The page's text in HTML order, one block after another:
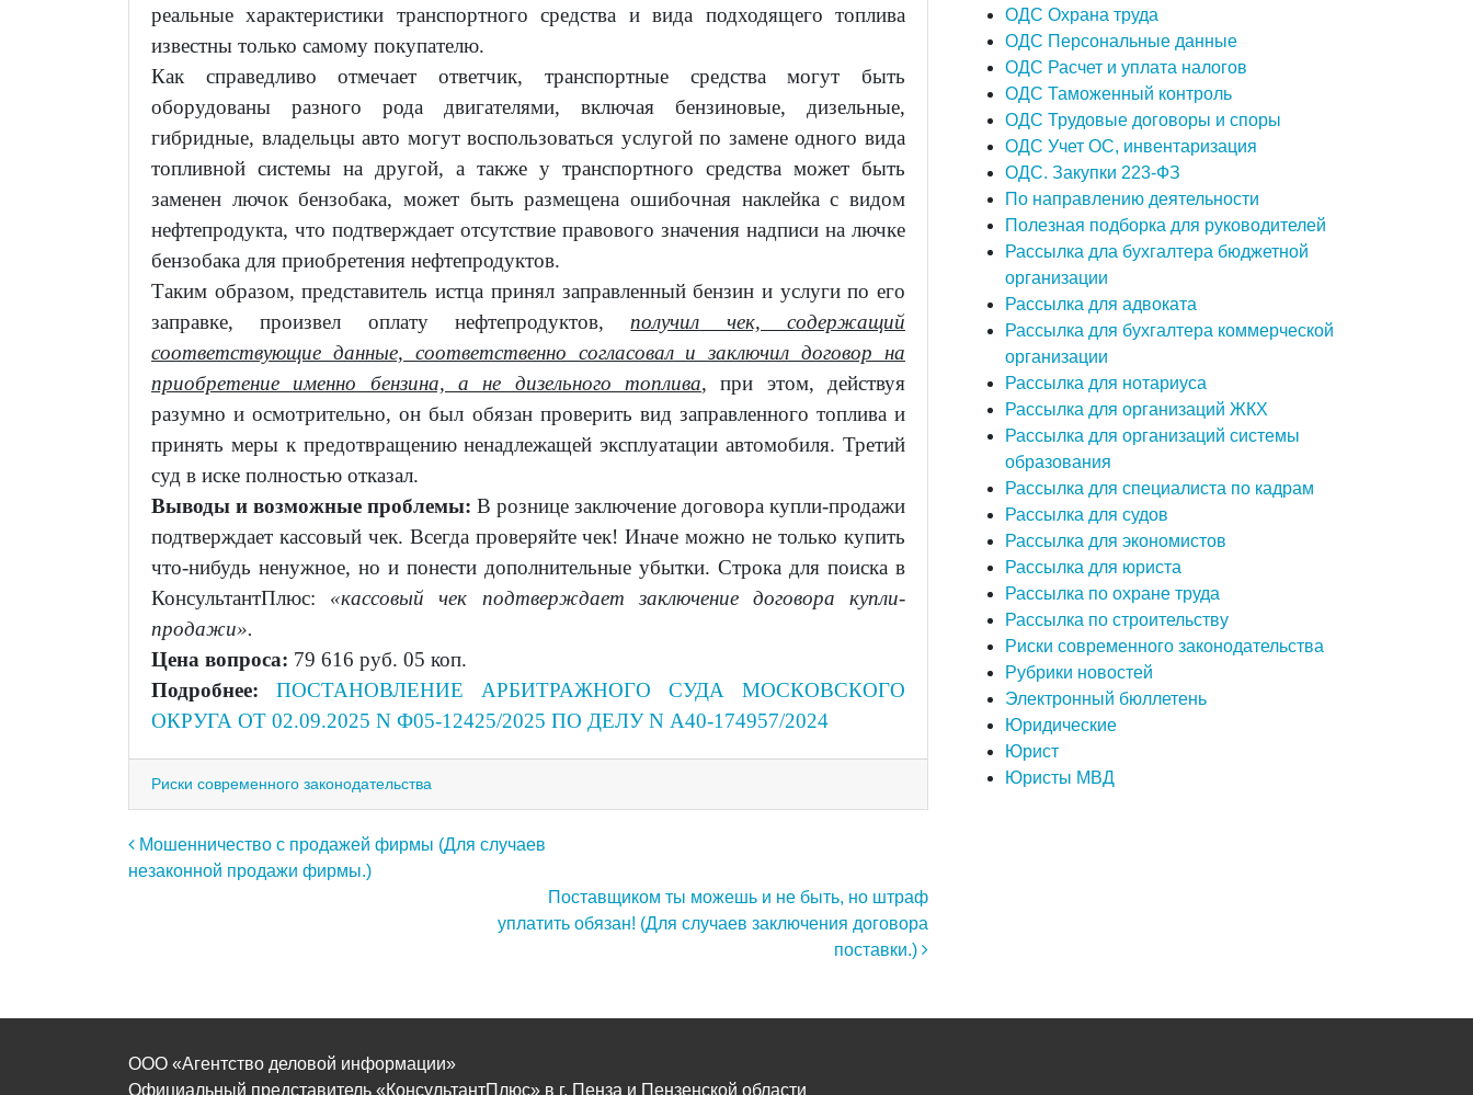
реальные характеристики транспортного средства и вида подходящего топлива
известны только самому покупателю.
Как справедливо отмечает ответчик, транспортные средства могут быть
оборудованы разного рода двигателями, включая бензиновые, дизельные,
гибридные, владельцы авто могут воспользоваться услугой по замене одного вида
топливной системы на другой, а также у транспортного средства может быть
заменен лючок бензобака, может быть размещена ошибочная наклейка с видом
нефтепродукта, что подтверждает отсутствие правового значения надписи на лючке
бензобака для приобретения нефтепродуктов.
Таким образом, представитель истца принял заправленный бензин и услуги по его
заправке, произвел оплату нефтепродуктов,получил чек, содержащий
соответствующие данные, соответственно согласовал и заключил договор на
приобретение именно бензина, а не дизельного топлива, при этом, действуя
разумно и осмотрительно, он был обязан проверить вид заправленного топлива и
принять меры к предотвращению ненадлежащей эксплуатации автомобиля. Третий
суд в иске полностью отказал.
Выводы и возможные проблемы: В рознице заключение договора купли-продажи
подтверждает кассовый чек. Всегда проверяйте чек! Иначе можно не только купить
что-нибудь ненужное, но и понести дополнительные убытки. Строка для поиска в
КонсультантПлюс: «кассовый чек подтверждает заключение договора купли-
продажи».
Цена вопроса: 79 616 руб. 05 коп.
Подробнее:
ПОСТАНОВЛЕНИЕ АРБИТРАЖНОГО СУДА МОСКОВСКОГО
ОКРУГА ОТ 02.09.2025 N Ф05-12425/2025 ПО ДЕЛУ N А40-174957/2024
Риски современного законодательства
Навигация по записям
Мошенничество с продажей фирмы (Для случаев
незаконной продажи фирмы.)
Поставщиком ты можешь и не быть, но штраф
уплатить обязан! (Для случаев заключения договора
поставки.)
ОДС Охрана труда
ОДС Персональные данные
ОДС Расчет и уплата налогов
ОДС Таможенный контроль
ОДС Трудовые договоры и споры
ОДС Учет ОС, инвентаризация
ОДС. Закупки 223-ФЗ
По направлению деятельности
Полезная подборка для руководителей
Рассылка дла бухгалтера бюджетной
организации
Рассылка для адвоката
Рассылка для бухгалтера коммерческой
организации
Рассылка для нотариуса
Рассылка для организаций ЖКХ
Рассылка для организаций системы
образования
Рассылка для специалиста по кадрам
Рассылка для судов
Рассылка для экономистов
Рассылка для юриста
Рассылка по охране труда
Рассылка по строительству
Риски современного законодательства
Рубрики новостей
Электронный бюллетень
Юридические
Юрист
Юристы МВД
ООО «Агентство деловой информации»
Официальный представитель «КонсультантПлюс» в г. Пенза и Пензенской области